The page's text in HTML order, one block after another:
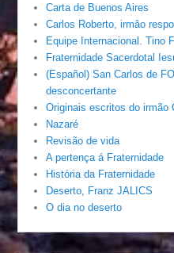
Carta de Buenos Aires
Carlos Roberto, irmâo
Equipe Internacional. Tino
Fraternidade Sacerdotal
(Español) San Carlos de
desconcertante
Originais escritos do irmão
Nazaré
Revisão de vida
A pertença á Fraternidade
História da Fraternidade
Deserto, Franz JALICS
O dia no deserto